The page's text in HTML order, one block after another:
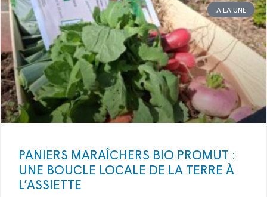
A LA UNE
PANIERS MARAÎCHERS BIO PROMUT :
UNE BOUCLE LOCALE DE LA TERRE À
L’ASSIETTE